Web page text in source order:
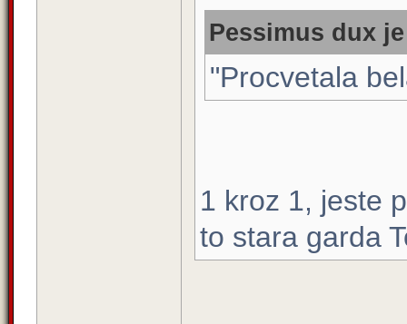
Pessimus dux
"Procvetala
1 kroz 1, jeste
to stara garda